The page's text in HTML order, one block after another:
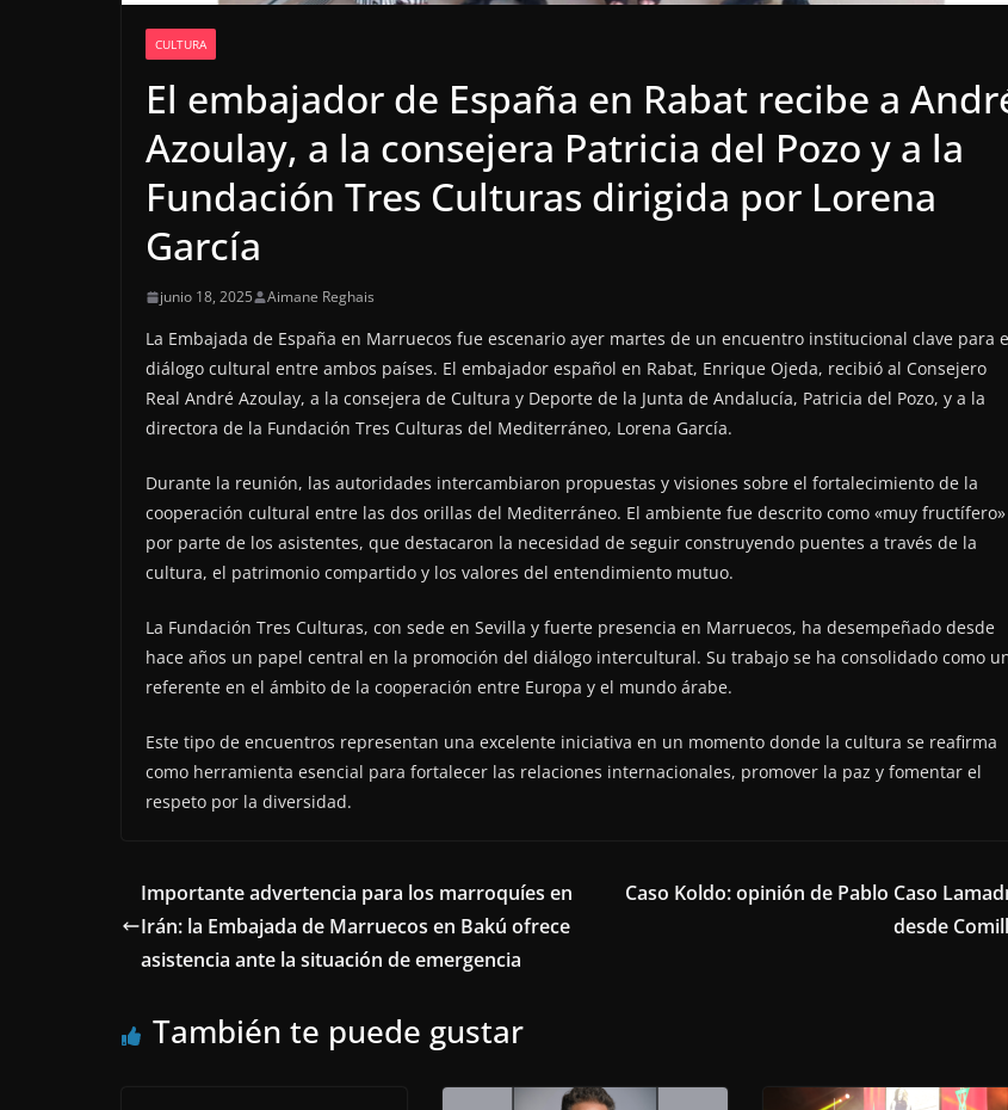
CULTURA
El embajador de España en Rabat recibe a
Azoulay, a la consejera Patricia del Pozo y a la
Fundación Tres Culturas dirigida por Lorena
García
junio 18, 2025 Aimane Reghais
La Embajada de España en Marruecos fue escenario ayer martes de un encuentro institucional clave para
diálogo cultural entre ambos países. El embajador español en Rabat, Enrique Ojeda, recibió al Consejero
Real André Azoulay, a la consejera de Cultura y Deporte de la Junta de Andalucía, Patricia del Pozo, y a la
directora de la Fundación Tres Culturas del Mediterráneo, Lorena García.
Durante la reunión, las autoridades intercambiaron propuestas y visiones sobre el fortalecimiento de la
cooperación cultural entre las dos orillas del Mediterráneo. El ambiente fue descrito como «muy fructífero»
por parte de los asistentes, que destacaron la necesidad de seguir construyendo puentes a través de la
cultura, el patrimonio compartido y los valores del entendimiento mutuo.
La Fundación Tres Culturas, con sede en Sevilla y fuerte presencia en Marruecos, ha desempeñado desde
hace años un papel central en la promoción del diálogo intercultural. Su trabajo se ha consolidado como
referente en el ámbito de la cooperación entre Europa y el mundo árabe.
Este tipo de encuentros representan una excelente iniciativa en un momento donde la cultura se reafirma
como herramienta esencial para fortalecer las relaciones internacionales, promover la paz y fomentar el
respeto por la diversidad.
Importante advertencia para los marroquíes en
Irán: la Embajada de Marruecos en Bakú ofrece
asistencia ante la situación de emergencia
Caso Koldo: opinión de Pablo Caso
desde
También te puede gustar